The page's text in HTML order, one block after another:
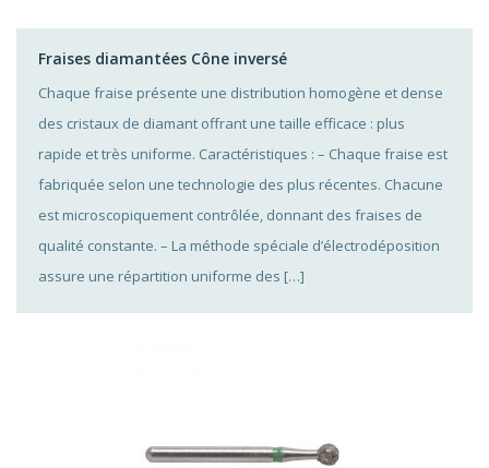
Fraises diamantées Cône inversé
Chaque fraise présente une distribution homogène et dense
des cristaux de diamant offrant une taille efficace : plus
rapide et très uniforme. Caractéristiques : – Chaque fraise est
fabriquée selon une technologie des plus récentes. Chacune
est microscopiquement contrôlée, donnant des fraises de
qualité constante. – La méthode spéciale d’électrodéposition
assure une répartition uniforme des […]